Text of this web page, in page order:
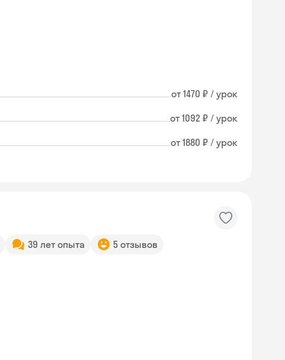
от 1470 ₽ / урок
от 1092 ₽ / урок
от 1880 ₽ / урок
39 лет опыта 5 отзывов